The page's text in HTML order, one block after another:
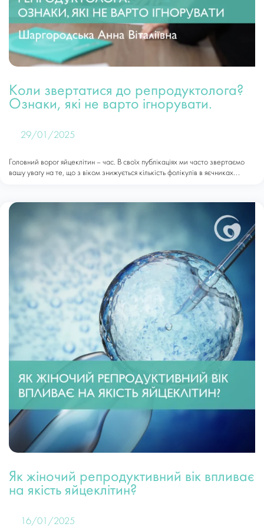
Коли звертатися до репродуктолога?
Ознаки, які не варто ігнорувати.
29/01/2025
Головний ворог яйцеклітин – час. В своїх публікаціях ми часто звертаємо
вашу увагу на те, що з віком знижується кількість фолікулів в яєчниках...
Як жіночий репродуктивний вік впливає
на якість яйцеклітин?
16/01/2025